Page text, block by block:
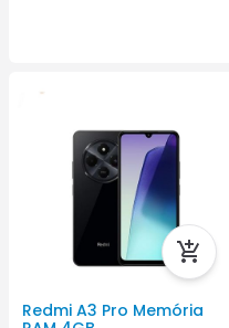
Redmi A3 Pro Memória